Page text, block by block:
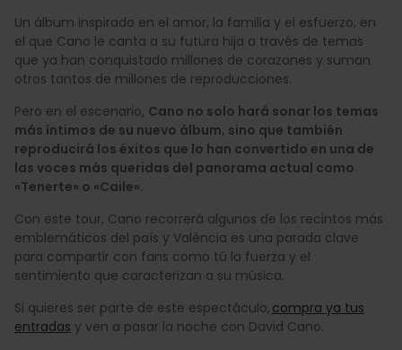
Un álbum inspirado en el amor, la familia y el esfuerzo, en
el que Cano le canta a su futura hija a través de temas
que ya han conquistado millones de corazones y suman
otros tantos de millones de reproducciones.
Pero en el escenario, Cano no solo hará sonar los temas
más íntimos de su nuevo álbum, sino que también
reproducirá los éxitos que lo han convertido en una de
las voces más queridas del panorama actual como
«Tenerte» o «Caile».
Con este tour, Cano recorrerá algunos de los recintos más
emblemáticos del país y València es una parada clave
para compartir con fans como tú la fuerza y el
sentimiento que caracterizan a su música.
Si quieres ser parte de este espectáculo, compra ya tus
entradas y ven a pasar la noche con David Cano.